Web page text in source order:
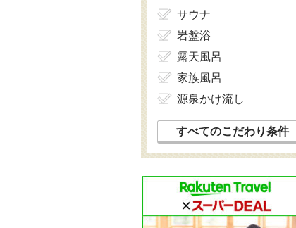
サウナ
岩盤浴
露天風呂
家族風呂
源泉かけ流し
すべてのこだわり条件